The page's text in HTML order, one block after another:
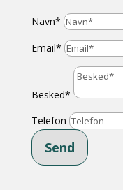
Navn*
Email*
Besked*
Telefon
Send